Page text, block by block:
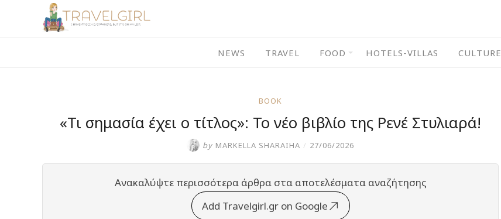
NEWS TRAVEL FOOD HOTELS-VILLAS CULTURE
BOOK
«Τι σημασία έχει ο τίτλος»: Το νέο βιβλίο της Ρενέ Στυλιαρά!
by MARKELLA SHARAIHA / 27/06/2026
Ανακαλύψτε περισσότερα άρθρα στα αποτελέσματα αναζήτησης
Add Travelgirl.gr on Google